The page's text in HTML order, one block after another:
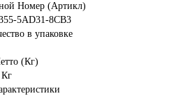
Номер (Артикл)
5AD31-8CB3
в упаковке
(Кг)